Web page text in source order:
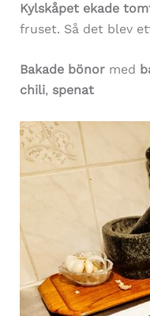
Kylskåpet ekade
fruset. Så det blev
Bakade bönormed
chili, spenat